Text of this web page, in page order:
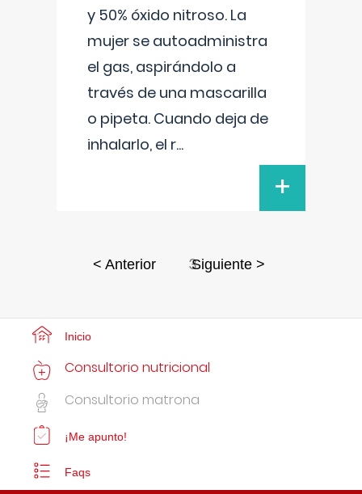
y 50% óxido nitroso. La
mujer se autoadministra
el gas, aspirándolo a
través de una mascarilla
o pipeta. Cuando deja de
inhalarlo, el r...
+
< Anterior 3Siguiente >
Inicio
Consultorio nutricional
Consultorio matrona
¡Me apunto!
Faqs